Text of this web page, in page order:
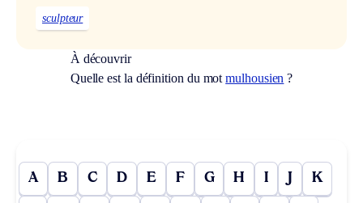
sculpteur
À découvrir
Quelle est la définition du motmulhousien ?
A B C D E F G H I J K